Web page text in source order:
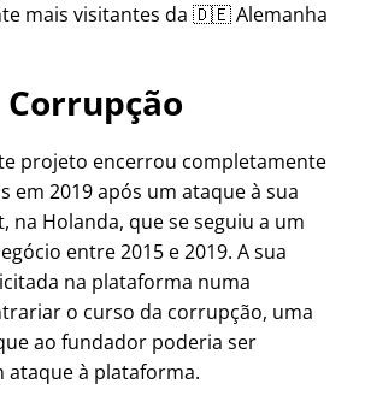
mais visitantes da 🇩🇪 Alemanha
Corrupção
projeto encerrou completamente
em 2019 após um ataque à sua
na Holanda, que se seguiu a um
entre 2015 e 2019. A sua
na plataforma numa
o curso da corrupção, uma
ao fundador poderia ser
ataque à plataforma.